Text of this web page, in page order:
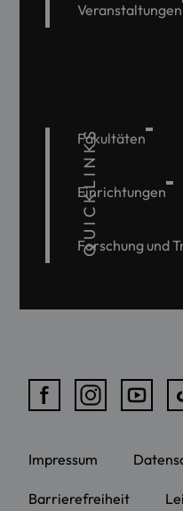
Veranstaltungen
QUICKLINKS
Fakultäten
Einrichtungen
Forschung und
Impressum
Barrierefreiheit